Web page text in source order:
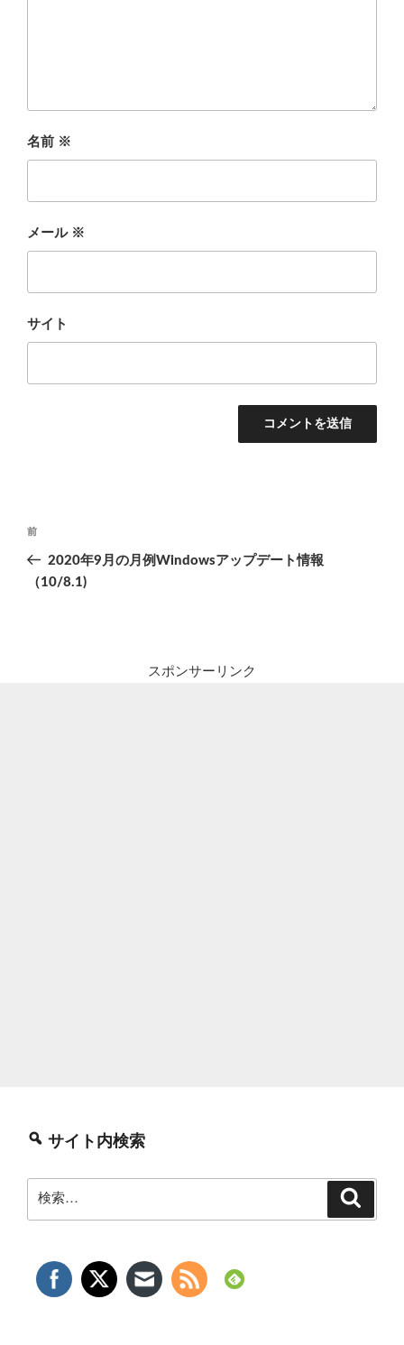
名前 ※
メール ※
サイト
投
ナ
前
の
投
前
2020年9月の月例Windowsアップデート情報
（10/8.1)
スポンサーリンク
サイト内検索
索: